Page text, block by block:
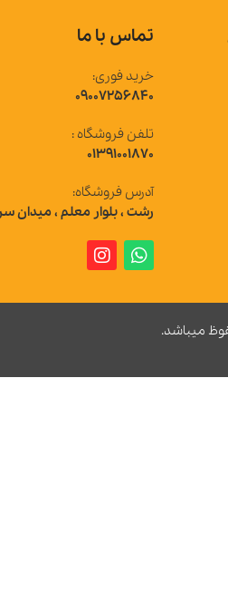
تماس با ما
09007256840
تلفن فروشگاه :
آدرس فروشگاه:
رشت ، بلوار معلم ، میدان سرگل ،